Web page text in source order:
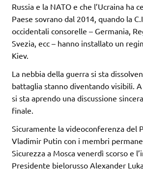
Russia e la NATO e che l’Ucraina ha
Paese sovrano dal 2014, quando la
occidentali consorelle – Germania,
Svezia, ecc – hanno installato un
Kiev.
La nebbia della guerra si sta
battaglia stanno diventando visibili.
si sta aprendo una discussione
finale.
Sicuramente la videoconferenza del
Vladimir Putin con i membri
Sicurezza a Mosca venerdì scorso e
Presidente bielorusso Alexander